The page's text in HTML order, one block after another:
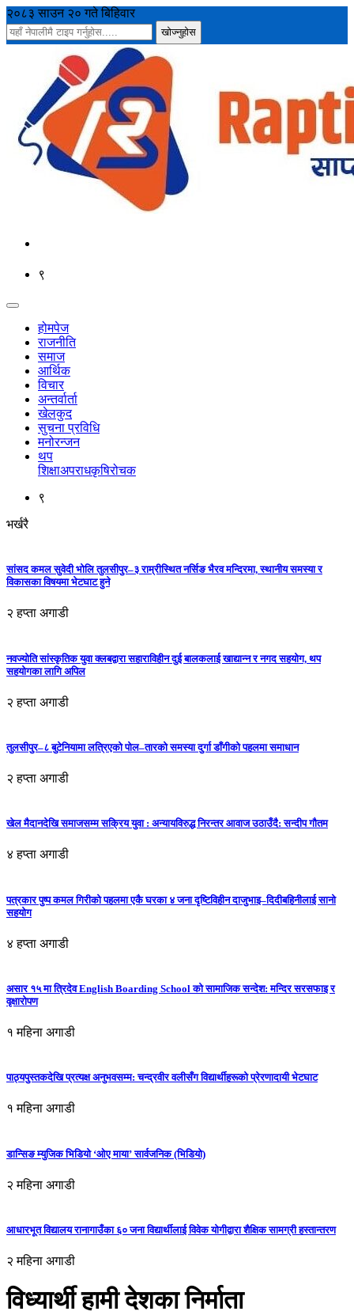
२०८३ साउन २० गते बिहिवार
९
होमपेज
राजनीति
समाज
आर्थिक
विचार
अन्तर्वार्ता
खेलकुद
सुचना प्रविधि
मनोरन्जन
थप
शिक्षाअपराधकृषिरोचक
९
भर्खरै
सांसद कमल सुवेदी भोलि तुलसीपुर–३ राम्रीस्थित नर्सिङ भैरव मन्दिरमा, स्थानीय समस्या र
विकासका विषयमा भेटघाट हुने
२ हप्ता अगाडी
नवज्योति सांस्कृतिक युवा क्लबद्वारा सहाराविहीन दुई बालकलाई खाद्यान्न र नगद सहयोग, थप
सहयोगका लागि अपिल
२ हप्ता अगाडी
तुलसीपुर–८ बुटेनियामा लत्रिएको पोल–तारको समस्या दुर्गा डाँगीको पहलमा समाधान
२ हप्ता अगाडी
खेल मैदानदेखि समाजसम्म सक्रिय युवा : अन्यायविरुद्ध निरन्तर आवाज उठाउँदै: सन्दीप गौतम
४ हप्ता अगाडी
पत्रकार पुष्प कमल गिरीको पहलमा एकै घरका ४ जना दृष्टिविहीन दाजुभाइ–दिदीबहिनीलाई सानो
सहयोग
४ हप्ता अगाडी
असार १५ मा त्रिदेव English Boarding School को सामाजिक सन्देश: मन्दिर सरसफाइ र
वृक्षारोपण
१ महिना अगाडी
पाठ्यपुस्तकदेखि प्रत्यक्ष अनुभवसम्म: चन्द्रवीर वलीसँग विद्यार्थीहरूको प्रेरणादायी भेटघाट
१ महिना अगाडी
डान्सिङ म्युजिक भिडियो ‘ओए माया’ सार्वजनिक (भिडियो)
२ महिना अगाडी
आधारभूत विद्यालय रानागाउँका ६० जना विद्यार्थीलाई विवेक योगीद्वारा शैक्षिक सामग्री हस्तान्तरण
२ महिना अगाडी
विध्यार्थी हामी देशका निर्माता